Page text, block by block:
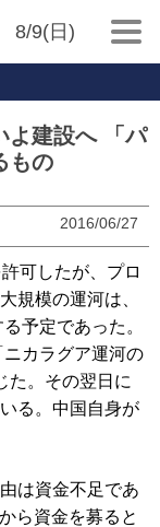
8/9(日)
よ建設へ 「パ
もの
2016/06/27
可したが、プロ
規模の運河は、
予定であった。
カラグア運河の
た。その翌日に
る。中国自身が
は資金不足であ
ら資金を募ると